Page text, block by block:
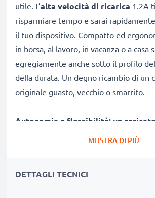
utile. L’alta velocità di ricarica 1.2A
risparmiare tempo e sarai
il tuo dispositivo. Compatto ed
in borsa, al lavoro, in vacanza o a casa
egregiamente anche sotto il profilo
della durata. Un degno ricambio di un
originale guasto, vecchio o smarrito.
Autonomia e flessibilità: un
✔ Qualità costruttive modernissime:
MOSTRA DI PIÙ
DETTAGLI TECNICI